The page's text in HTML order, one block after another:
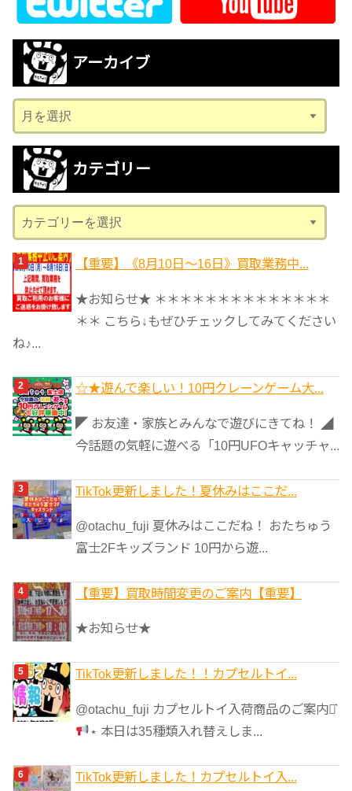
アーカイブ
ー
カ
ブ
カテゴリー
テ
ゴ
リ
ー
【重要】《8月10日～16日》買取業務中...
★お知らせ★ ＊＊＊＊＊＊＊＊＊＊＊＊＊＊
＊＊ こちら↓もぜひチェックしてみてください
ね♪...
☆★遊んで楽しい！10円クレーンゲーム大...
◤ お友達・家族とみんなで遊びにきてね！ ◢
今話題の気軽に遊べる「10円UFOキャッチャ...
TikTok更新しました！夏休みはここだ...
@otachu_fuji 夏休みはここだね！ おたちゅう
富士2Fキッズランド 10円から遊...
【重要】買取時間変更のご案内【重要】
★お知らせ★
TikTok更新しました！！カプセルトイ...
@otachu_fuji カプセルトイ入荷商品のご案内⋆͛
⋆ 本日は35種類入れ替えしま...
TikTok更新しました！カプセルトイ入...